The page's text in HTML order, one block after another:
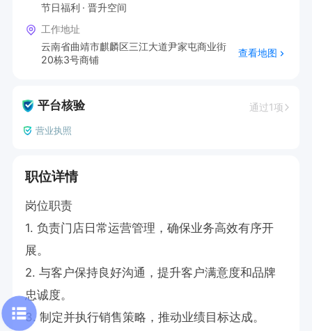
节日福利
晋升空间
工作地址
云南省曲靖市麒麟区三江大道尹家屯商业街
20栋3号商铺
查看地图
平台核验 通过1项
营业执照
职位详情
岗位职责
1. 负责门店日常运营管理，确保业务高效有序开
展。
2. 与客户保持良好沟通，提升客户满意度和品牌
忠诚度。
3. 制定并执行销售策略，推动业绩目标达成。